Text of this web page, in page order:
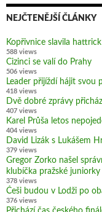
NEJČTENĚJŠÍ ČLÁNKY
Kopřivnice slavila hattrick
588 views
Cizinci se valí do Prahy
506 views
Leader přijíždí hájit svou
418 views
Dvě dobré zprávy
407 views
Karel Průša letos
404 views
David Lizák s Lukášem
379 views
Gregor Zorko našel
klubíčka pražské juniorky
378 views
Češi budou v Lodži po
376 views